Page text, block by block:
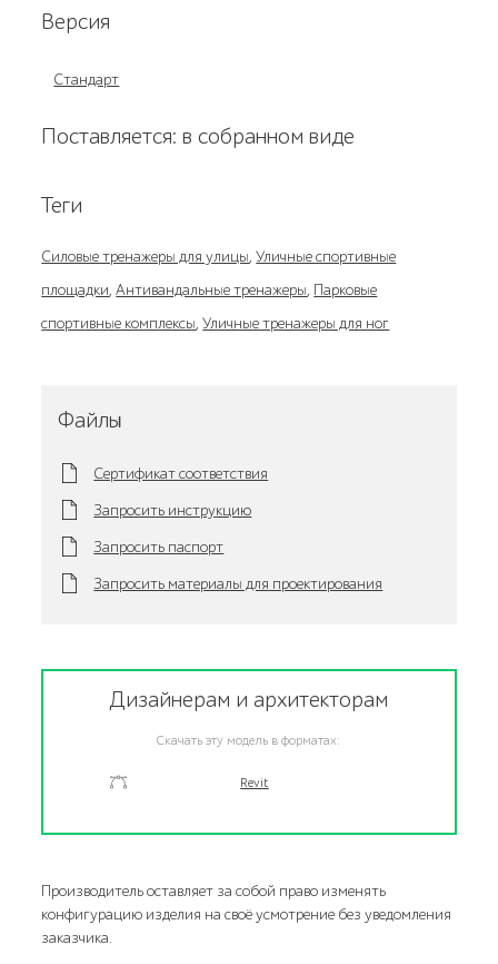
Версия
Стандарт
Поставляется: в собранном виде
Теги
Силовые тренажеры для улицы,Уличные спортивные
площадки,Антивандальные тренажеры, Парковые
спортивные комплексы,Уличные тренажеры для ног
Файлы
Сертификат соответствия
Запросить инструкцию
Запросить паспорт
Запросить материалы для проектирования
Дизайнерам и архитекторам
Скачать эту модель в форматах:
Revit
Производитель оставляет за собой право изменять
конфигурацию изделия на своё усмотрение без уведомления
заказчика.